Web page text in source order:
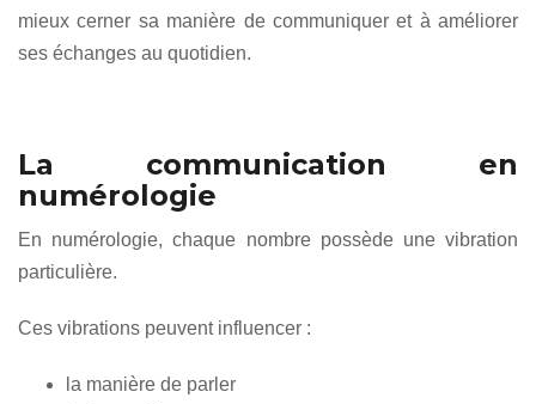
mieux cerner sa manière de communiquer et à améliorer
ses échanges au quotidien.
La communication en
numérologie
En numérologie, chaque nombre possède une vibration
particulière.
Ces vibrations peuvent influencer :
la manière de parler